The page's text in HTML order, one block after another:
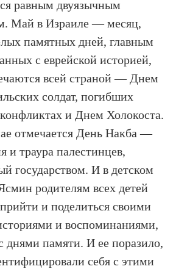
равным двуязычным
Май в Израиле — месяц,
памятных дней, главным
с еврейской историей,
всей страной — Днем
солдат, погибших
и Днем Холокоста.
отмечается День Накба —
и траура палестинцев,
государством. И в детском
родителям всех детей
и поделиться своими
и воспоминаниями,
днями памяти. И ее поразило,
себя с этими